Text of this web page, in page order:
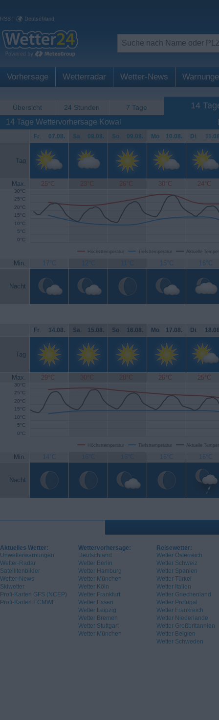
RSS | Deutschland
Vorhersage Wetterradar Wetter-News
Übersicht 24 Stunden 7 Tage 14
14 Tage Wettervorhersage Kowal
Fr. 07.08. Sa. 08.08. So. 09.08. Mo. 10.08. Di.
Tag
Max. 25°C 23°C 26°C 30°C 24°C
Höchsttemperatur Tiefsttemperatur Aktuelle
0°C
5°C
10°C
15°C
20°C
25°C
30°C
Min. 17°C 12°C 11°C 15°C 16°C
Nacht
Fr. 14.08. Sa. 15.08. So. 16.08. Mo. 17.08. Di.
Tag
Max. 29°C 30°C 28°C 26°C 25°C
Höchsttemperatur Tiefsttemperatur Aktuelle
0°C
5°C
10°C
15°C
20°C
25°C
30°C
Min. 14°C 16°C 16°C 16°C 16°C
Nacht
Aktuelles Wetter:
Unwetterwarnungen
Wetter-Radar
Satellitenbilder
Wetter-News
Skiwetter
Profi-Karten GFS (NCEP)
Profi-Karten ECMWF
Wettervorhersage:
Deutschland
Wetter Berlin
Wetter Hamburg
Wetter München
Wetter Köln
Wetter Frankfurt
Wetter Essen
Wetter Leipzig
Wetter Bremen
Wetter Stuttgart
Wetter München
Reisewetter:
Wetter Österreich
Wetter Schweiz
Wetter Spanien
Wetter Türkei
Wetter Italien
Wetter Griechenland
Wetter Portugal
Wetter Frankreich
Wetter Niederlande
Wetter Großbritannien
Wetter Belgien
Wetter Schweden